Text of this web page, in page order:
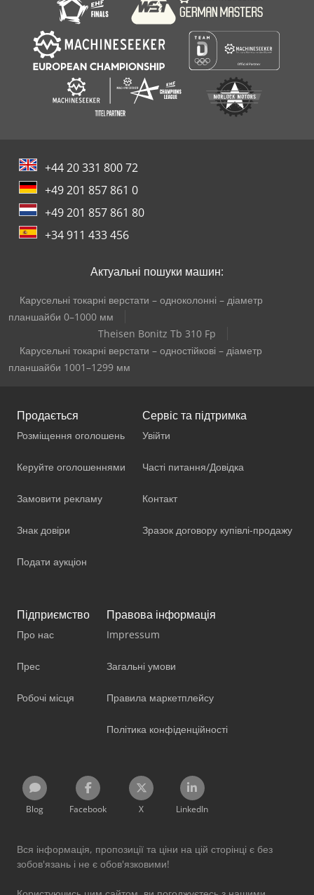
+44 20 331 800 72
+49 201 857 861 0
+49 201 857 861 80
+34 911 433 456
Актуальні пошуки машин:
Карусельні токарні верстати – одноколонні – діаметр
планшайби 0–1000 мм
Theisen Bonitz Tb 310 Fp
Карусельні токарні верстати – одностійкові – діаметр
планшайби 1001–1299 мм
Продається
Розміщення оголошень
Керуйте оголошеннями
Замовити рекламу
Знак довіри
Подати аукціон
Сервіс та підтримка
Увійти
Часті питання/Довідка
Контакт
Зразок договору купівлі-продажу
Підприємство
Про нас
Прес
Робочі місця
Правова інформація
Impressum
Загальні умови
Правила маркетплейсу
Політика конфіденційності
Blog Facebook X LinkedIn
Вся інформація, пропозиції та ціни на цій сторінці є без
зобов'язань і не є обов'язковими!